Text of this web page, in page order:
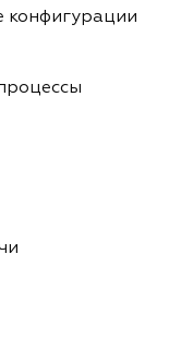
конфигурации